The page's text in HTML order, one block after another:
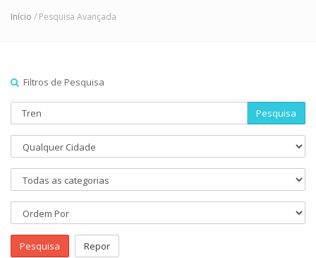
Início / Pesquisa Avançada
Filtros de Pesquisa
Pesquisa
Pesquisa Repor